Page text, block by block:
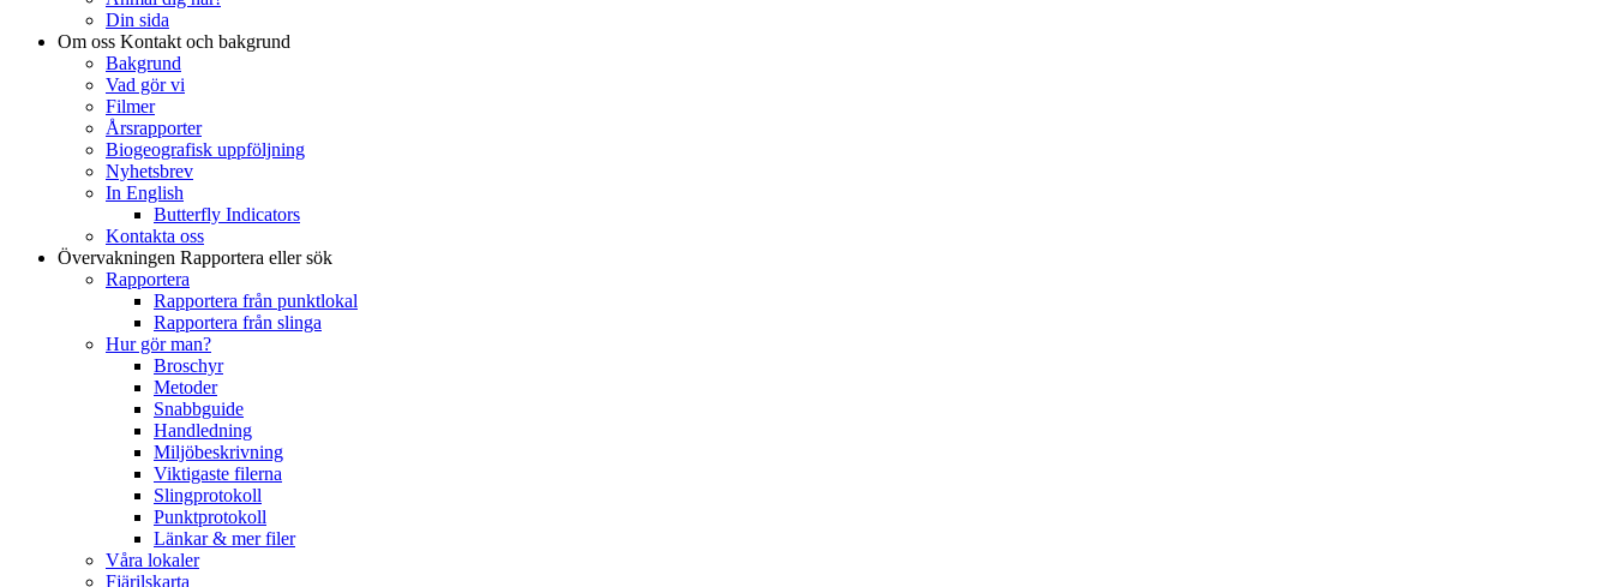
Din sida
Om oss Kontakt och bakgrund
Bakgrund
Vad gör vi
Filmer
Årsrapporter
Biogeografisk uppföljning
Nyhetsbrev
In English
Butterfly Indicators
Kontakta oss
Övervakningen Rapportera eller sök
Rapportera
Rapportera från punktlokal
Rapportera från slinga
Hur gör man?
Broschyr
Metoder
Snabbguide
Handledning
Miljöbeskrivning
Viktigaste filerna
Slingprotokoll
Punktprotokoll
Länkar & mer filer
Våra lokaler
Fjärilskarta